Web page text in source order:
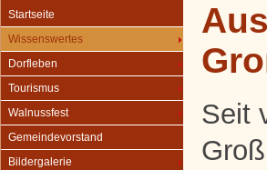
Startseite
Wissenswertes
Dorfleben
Tourismus
Walnussfest
Gemeindevorstand
Bildergalerie
Seit